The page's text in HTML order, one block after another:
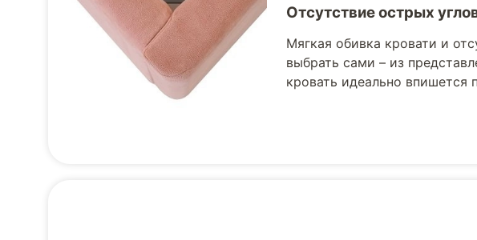
Отсутствие острых
Мягкая обивка кровати и
выбрать сами – из
кровать идеально впишется